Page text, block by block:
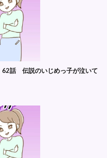
話 伝説のいじめっ子が泣いて